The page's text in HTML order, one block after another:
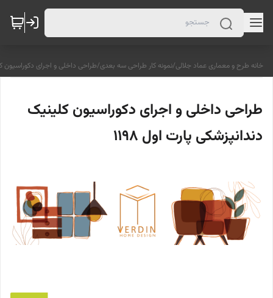
خانه طرح و معماری عماد جلالی/نمونه کار طراحی سه بعدی/طراحی داخلی و اجرای دکوراسیون
طراحی داخلی و اجرای دکوراسیون کلینیک
دندانپزشکی پارت اول 1198